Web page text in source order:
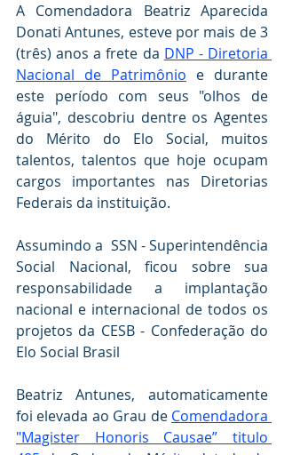
A Comendadora Beatriz Aparecida
Donati Antunes, esteve por mais de 3
(três) anos a frete da DNP - Diretoria
Nacional de Patrimônio e durante
este período com seus "olhos de
águia", descobriu dentre os Agentes
do Mérito do Elo Social, muitos
talentos, talentos que hoje ocupam
cargos importantes nas Diretorias
Federais da instituição.
Assumindo a  SSN - Superintendência
Social Nacional, ficou sobre sua
responsabilidade a implantação
nacional e internacional de todos os
projetos da CESB - Confederação do
Elo Social Brasil
Beatriz Antunes, automaticamente
foi elevada ao Grau de Comendadora
"Magister Honoris Causae” titulo